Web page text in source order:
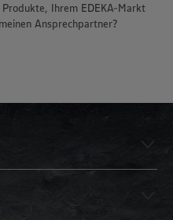
Ihrem EDEKA-Markt
Ansprechpartner?